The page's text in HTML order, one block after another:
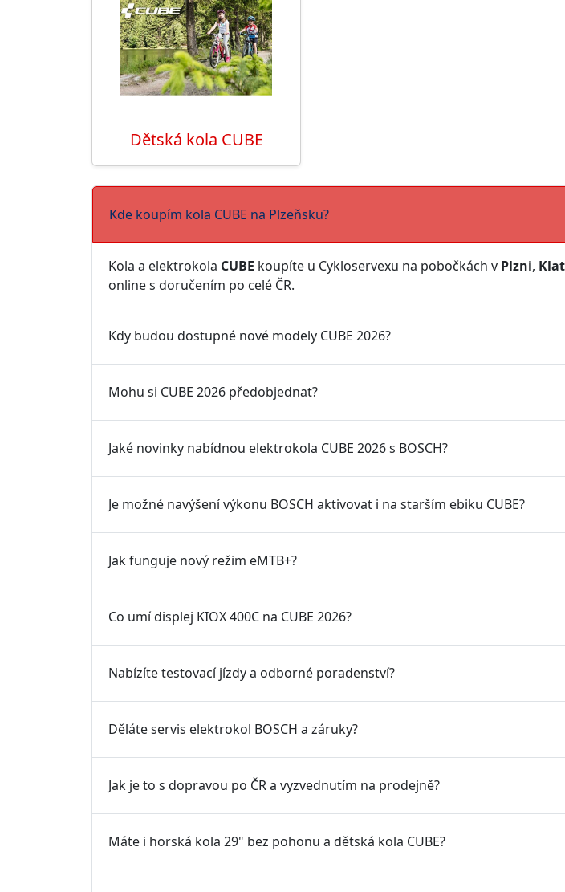
Dětská kola CUBE
Kde koupím kola CUBE na Plzeňsku?
Kola a elektrokola CUBE koupíte u Cykloservexu na pobočkách v Plzni,
online s doručením po celé ČR.
Kdy budou dostupné nové modely CUBE 2026?
Mohu si CUBE 2026 předobjednat?
Jaké novinky nabídnou elektrokola CUBE 2026 s BOSCH?
Je možné navýšení výkonu BOSCH aktivovat i na starším ebiku CUBE?
Jak funguje nový režim eMTB+?
Co umí displej KIOX 400C na CUBE 2026?
Nabízíte testovací jízdy a odborné poradenství?
Děláte servis elektrokol BOSCH a záruky?
Jak je to s dopravou po ČR a vyzvednutím na prodejně?
Máte i horská kola 29" bez pohonu a dětská kola CUBE?